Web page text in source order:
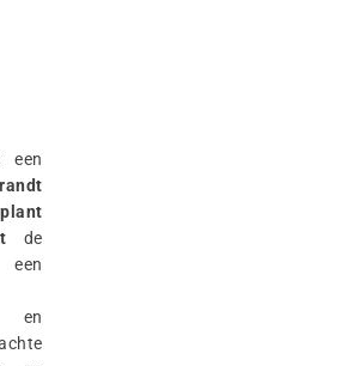
een
de
een
en